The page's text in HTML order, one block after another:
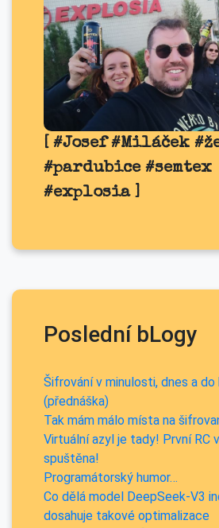
[ #Josef #Miláček
#pardubice #semtex
#explosia ]
Poslední bLogy
Šifrování v minulosti, dnes a do
(přednáška)
Tak mám málo místa na
Virtuální azyl je tady! První RC
spuštěna!
Programátorský humor…
Co dělá model DeepSeek-V3
dosahuje takové optimalizace